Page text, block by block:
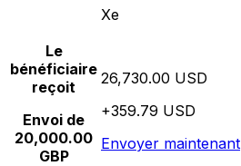
Xe
Le
bénéficiaire
reçoit
Envoi de
20,000.00
GBP
26,730.00 USD
+359.79 USD
Envoyer maintenant